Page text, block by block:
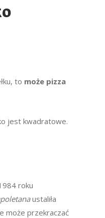
to może pizza
jest kwadratowe.
roku
ustaliła
może przekraczać